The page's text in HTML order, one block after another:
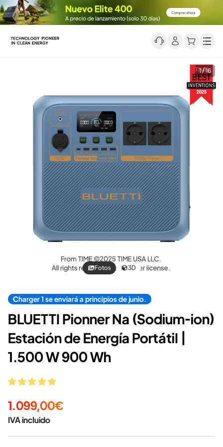
1 / 16
Fotos 3D
Charger 1 se enviará a principios de junio.
BLUETTI Pionner Na (Sodium-ion)
Estación de Energía Portátil |
1.500 W 900 Wh
1.099,00€
IVA incluido